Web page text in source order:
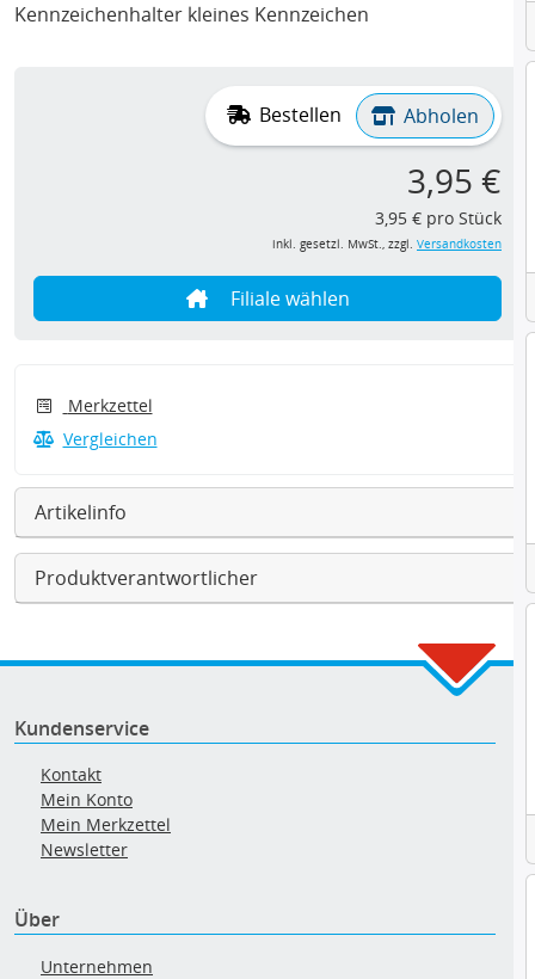
Kennzeichenhalter kleines Kennzeichen
Bestellen Abholen
3,95 €
3,95 € pro Stück
inkl. gesetzl. MwSt., zzgl. Versandkosten
Filiale wählen
Merkzettel
Vergleichen
Artikelinfo
Produktverantwortlicher
Kundenservice
Kontakt
Mein Konto
Mein Merkzettel
Newsletter
Über
Unternehmen